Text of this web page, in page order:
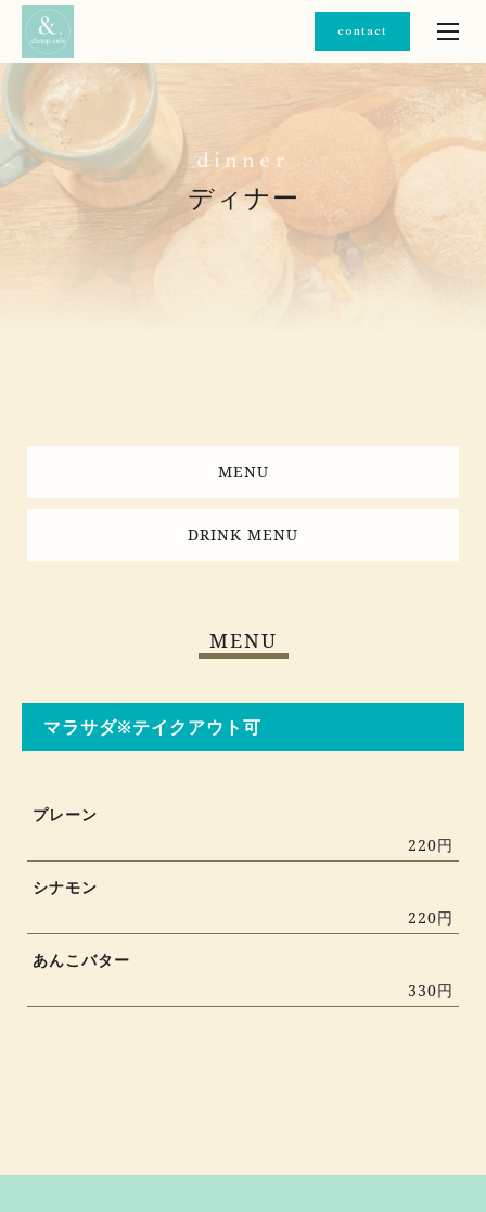
contact
ディナー
d i n n e r
MENU
DRINK MENU
MENU
マラサダ※テイクアウト可
プレーン
220円
シナモン
220円
あんこバター
330円